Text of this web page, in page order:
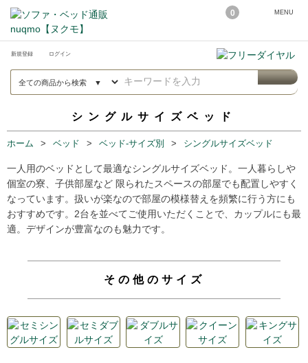
0 MENU
新規登録 ログイン
シングルサイズベッド
ホーム ベッド ベッド-サイズ別 シングルサイズベッド
一人用のベッドとして最適なシングルサイズベッド。一人暮らしや
個室の寮、子供部屋など 限られたスペースの部屋でも配置しやすく
なっています。扱いが楽なので部屋の模様替えを頻繁に行う方にも
おすすめです。2台を並べてご使用いただくことで、カップルにも最
適。デザインが豊富なのも魅力です。
その他のサイズ